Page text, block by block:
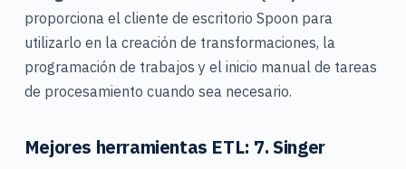
proporciona el cliente de escritorio Spoon para
utilizarlo en la creación de transformaciones, la
programación de trabajos y el inicio manual de tareas
de procesamiento cuando sea necesario.
Mejores herramientas ETL: 7. Singer